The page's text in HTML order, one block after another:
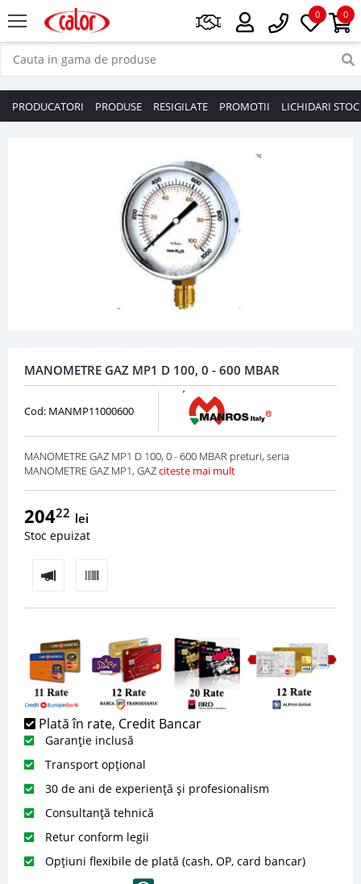
0
0
PRODUCATORI PRODUSE RESIGILATE PROMOTII LICHIDARI STOC
MANOMETRE GAZ MP1 D 100, 0 - 600 MBAR
Cod: MANMP11000600
MANOMETRE GAZ MP1 D 100, 0 - 600 MBAR preturi, seria
MANOMETRE GAZ MP1, GAZciteste mai mult
20422 lei
Stoc epuizat
Plată în rate, Credit Bancar
Garanție inclusă
Transport opțional
30 de ani de experiență și profesionalism
Consultanță tehnică
Retur conform legii
Opțiuni flexibile de plată (cash, OP, card bancar)